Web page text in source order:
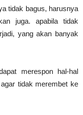
tidak bagus, harusnya
juga. apabila tidak
yang akan banyak
merespon hal-hal
tidak merembet ke